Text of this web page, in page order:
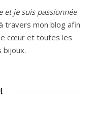
et je suis passionnée
travers mon blog afin
cœur et toutes les
bijoux.